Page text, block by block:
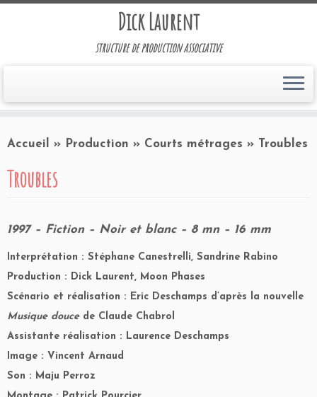
Dick Laurent
structure de production associative
Accueil » Production » Courts métrages » Troubles
Troubles
1997 – Fiction – Noir et blanc – 8 mn – 16 mm
Interprétation : Stéphane Canestrelli, Sandrine Rabino
Production : Dick Laurent, Moon Phases
Scénario et réalisation : Eric Deschamps d’après la nouvelle
Musique doucede Claude Chabrol
Assistante réalisation : Laurence Deschamps
Image : Vincent Arnaud
Son : Maju Perroz